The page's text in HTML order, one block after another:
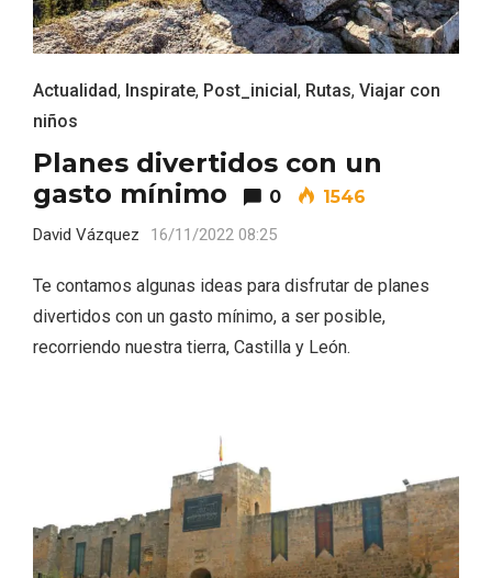
Actualidad, Inspirate, Post_inicial, Rutas, Viajar con
niños
Planes divertidos con un
gasto mínimo
0 1546
David Vázquez 16/11/2022 08:25
Te contamos algunas ideas para disfrutar de planes
divertidos con un gasto mínimo, a ser posible,
recorriendo nuestra tierra, Castilla y León.
La zonificación como recurso turístico
de la Ruta del Vino de Rueda